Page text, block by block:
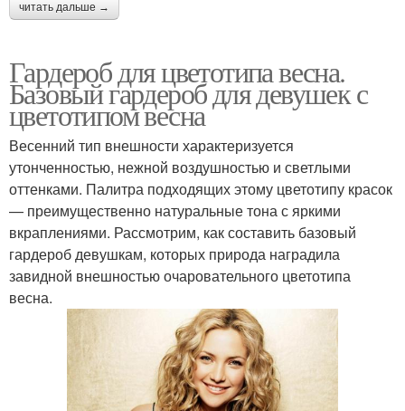
читать дальше →
Гардероб для цветотипа весна.
Базовый гардероб для девушек с
цветотипом весна
Весенний тип внешности характеризуется
утонченностью, нежной воздушностью и светлыми
оттенками. Палитра подходящих этому цветотипу красок
— преимущественно натуральные тона с яркими
вкраплениями. Рассмотрим, как составить базовый
гардероб девушкам, которых природа наградила
завидной внешностью очаровательного цветотипа
весна.